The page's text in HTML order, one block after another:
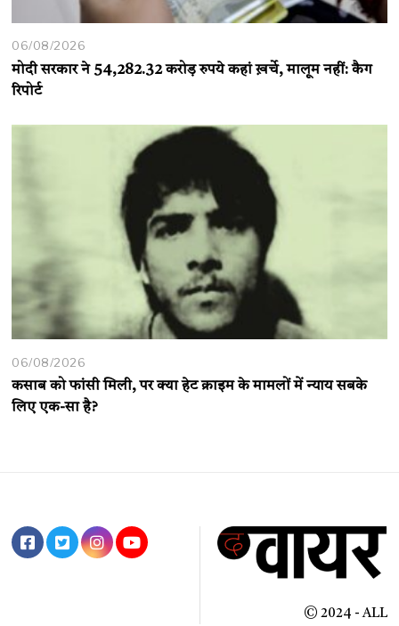
06/08/2026
मोदी सरकार ने 54,282.32 करोड़ रुपये कहां ख़र्चे, मालूम नहीं: कैग
रिपोर्ट
06/08/2026
कसाब को फांसी मिली, पर क्या हेट क्राइम के मामलों में न्याय सबके
लिए एक-सा है?
© 2024 - ALL